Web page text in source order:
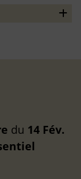
du 14 Fév.